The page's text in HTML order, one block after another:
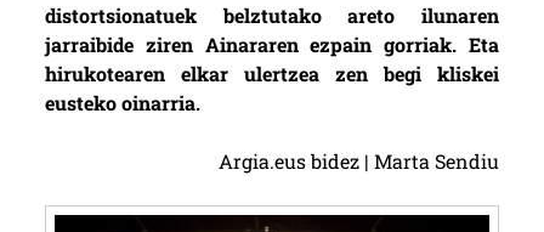
distortsionatuek belztutako areto ilunaren
jarraibide ziren Ainararen ezpain gorriak. Eta
hirukotearen elkar ulertzea zen begi kliskei
eusteko oinarria.
Argia.eus bidez | Marta Sendiu